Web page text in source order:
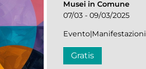
Musei in Comune
07/03 - 09/03/2025
Evento|Manifestazioni
Gratis